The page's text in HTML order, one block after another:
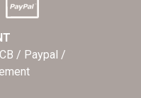
/ Paypal /